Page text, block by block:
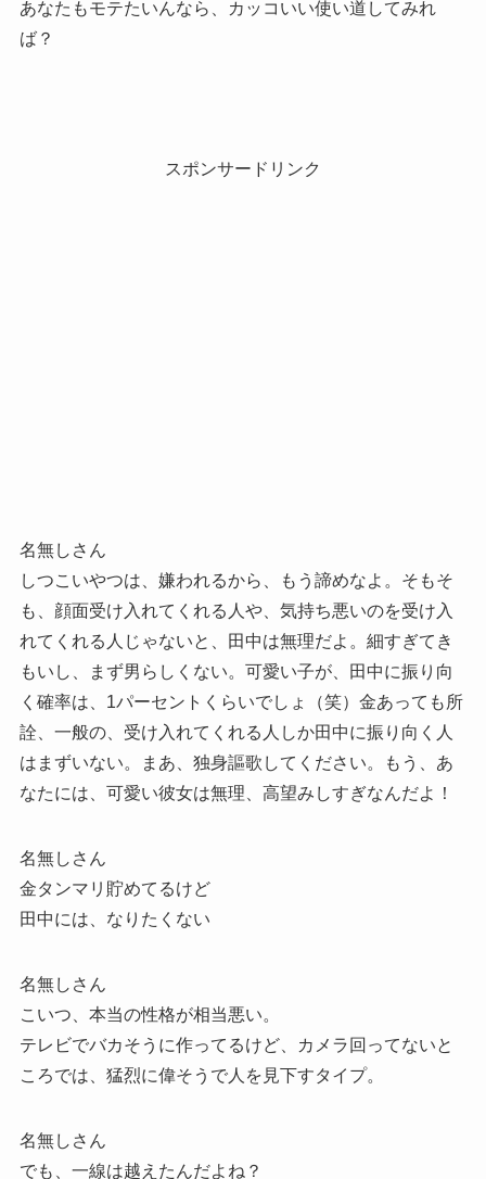
あなたもモテたいんなら、カッコいい使い道してみれ
ば？
スポンサードリンク
名無しさん
しつこいやつは、嫌われるから、もう諦めなよ。そもそ
も、顔面受け入れてくれる人や、気持ち悪いのを受け入
れてくれる人じゃないと、田中は無理だよ。細すぎてき
もいし、まず男らしくない。可愛い子が、田中に振り向
く確率は、1パーセントくらいでしょ（笑）金あっても所
詮、一般の、受け入れてくれる人しか田中に振り向く人
はまずいない。まあ、独身謳歌してください。もう、あ
なたには、可愛い彼女は無理、高望みしすぎなんだよ！
名無しさん
金タンマリ貯めてるけど
田中には、なりたくない
名無しさん
こいつ、本当の性格が相当悪い。
テレビでバカそうに作ってるけど、カメラ回ってないと
ころでは、猛烈に偉そうで人を見下すタイプ。
名無しさん
でも、一線は越えたんだよね？